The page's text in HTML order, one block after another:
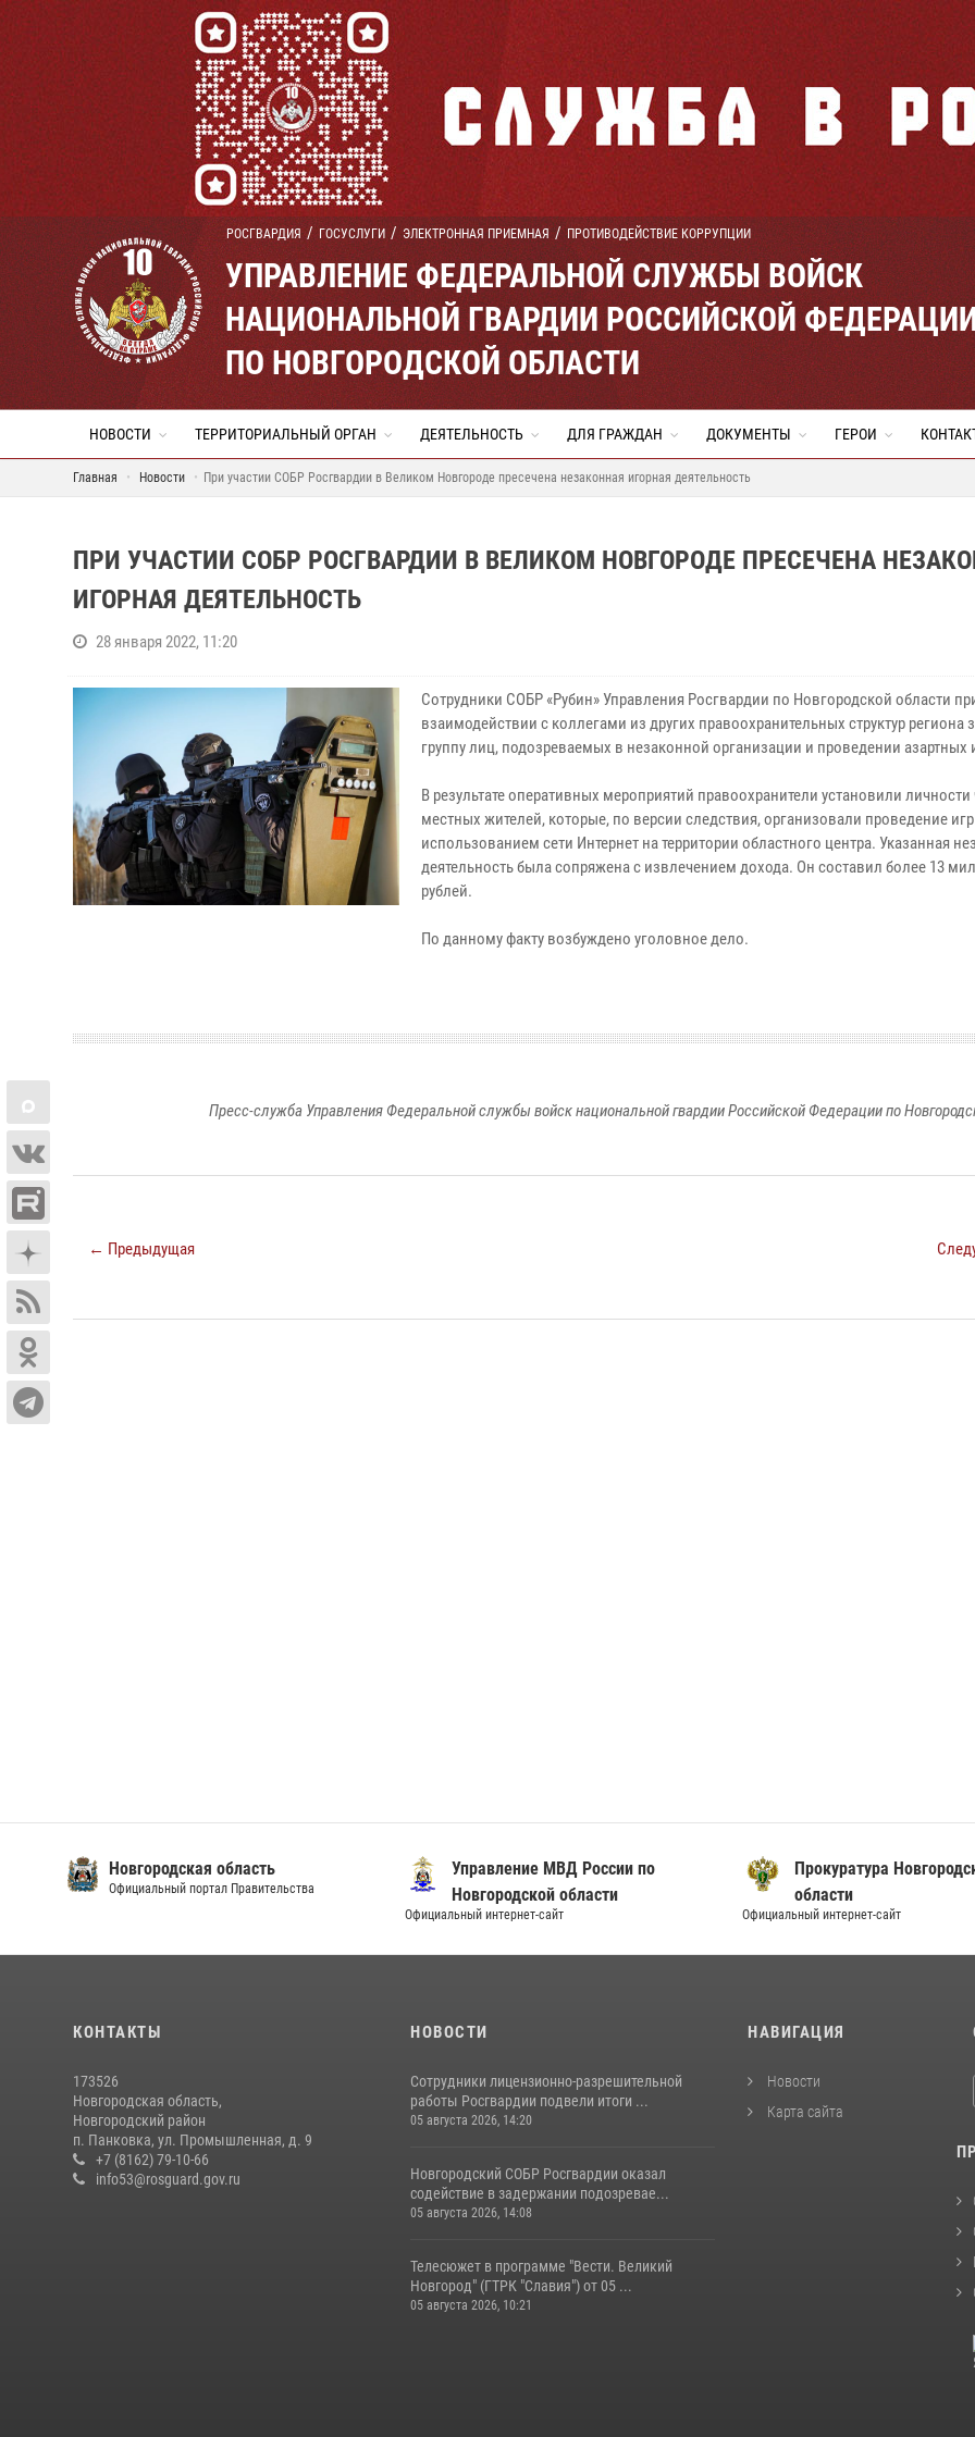
РОСГВАРДИЯ ГОСУСЛУГИ ЭЛЕКТРОННАЯ ПРИЕМНАЯ ПРОТИВОДЕЙСТВИЕ КОРРУПЦИИ
УПРАВЛЕНИЕ ФЕДЕРАЛЬНОЙ СЛУЖБЫ ВОЙСК
НАЦИОНАЛЬНОЙ ГВАРДИИ РОССИЙСКОЙ
ПО НОВГОРОДСКОЙ ОБЛАСТИ
НОВОСТИ ТЕРРИТОРИАЛЬНЫЙ ОРГАН ДЕЯТЕЛЬНОСТЬ ДЛЯ ГРАЖДАН ДОКУМЕНТЫ ГЕРОИ
Главная Новости При участии СОБР Росгвардии в Великом Новгороде пресечена незаконная игорная деятельность
ПРИ УЧАСТИИ СОБР РОСГВАРДИИ В ВЕЛИКОМ НОВГОРОДЕ ПРЕСЕЧЕНА
ИГОРНАЯ ДЕЯТЕЛЬНОСТЬ
28 января 2022, 11:20
Сотрудники СОБР «Рубин» Управления Росгвардии по Новгородской области
взаимодействии с коллегами из других правоохранительных структур региона
группу лиц, подозреваемых в незаконной организации и проведении азартных
В результате оперативных мероприятий правоохранители установили личности
местных жителей, которые, по версии следствия, организовали проведение
использованием сети Интернет на территории областного центра. Указанная
деятельность была сопряжена с извлечением дохода. Он составил более 13
рублей.
По данному факту возбуждено уголовное дело.
Пресс-служба Управления Федеральной службы войск национальной гвардии Российской Федерации по
← Предыдущая
Новгородская область
Официальный портал Правительства
Управление МВД России по
Новгородской области
Официальный интернет-сайт
Прокуратура
области
Официальный интернет-сайт
КОНТАКТЫ
173526
Новгородская область,
Новгородский район
п. Панковка, ул. Промышленная, д. 9
+7 (8162) 79-10-66
info53@rosguard.gov.ru
НОВОСТИ
Сотрудники лицензионно-разрешительной
работы Росгвардии подвели итоги ...
05 августа 2026, 14:20
Новгородский СОБР Росгвардии оказал
содействие в задержании подозревае...
05 августа 2026, 14:08
Телесюжет в программе "Вести. Великий
Новгород" (ГТРК "Славия") от 05 ...
05 августа 2026, 10:21
НАВИГАЦИЯ
Новости
Карта сайта